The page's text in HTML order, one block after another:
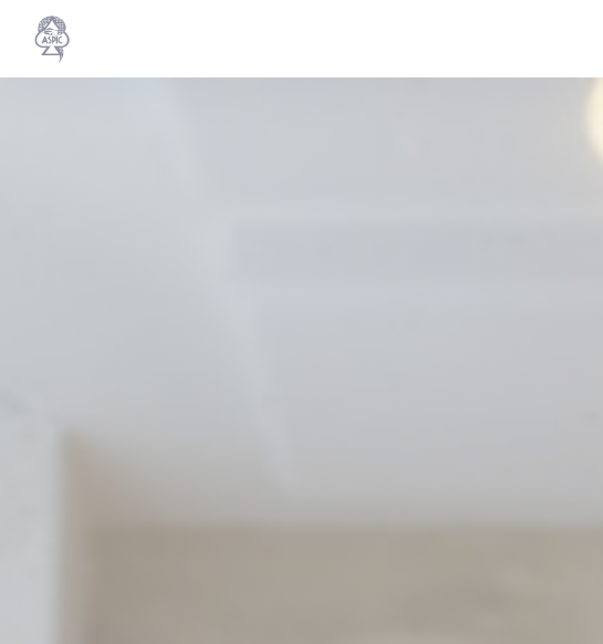
Personnalisation de vos choix en matière de cookies